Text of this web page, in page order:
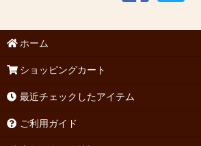
ホーム
ショッピングカート
最近チェックしたアイテム
ご利用ガイド